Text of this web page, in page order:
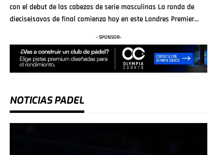
con el debut de las cabezas de serie masculinas La ronda de
dieciseisavos de final comienza hoy en este Londres Premier…
- SPONSOR-
NOTICIAS PADEL